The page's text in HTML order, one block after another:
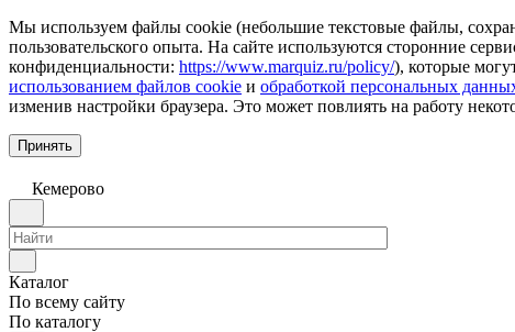
Мы используем файлы cookie (небольшие текстовые файлы,
пользовательского опыта. На сайте используются сторонние
конфиденциальности: https://www.marquiz.ru/policy/), которые
использованием файлов cookie и обработкой персональных
изменив настройки браузера. Это может повлиять на работу
Принять
Кемерово
Каталог
По всему сайту
По каталогу